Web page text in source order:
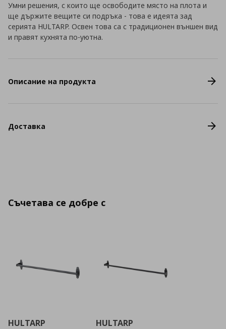
Умни решения, с които ще освободите място на плота и
ще държите вещите си подръка - това е идеята зад
серията HULTARP. Освен това са с традиционен външен вид
и правят кухнята по-уютна.
Описание на продукта
Доставка
Съчетава се добре с
HULTARP
HULTARP